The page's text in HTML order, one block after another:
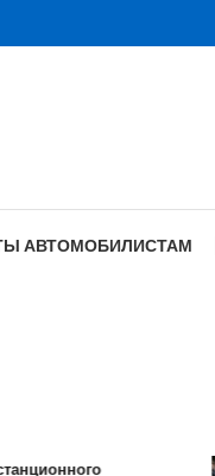
АВТОМОБИЛИСТАМ